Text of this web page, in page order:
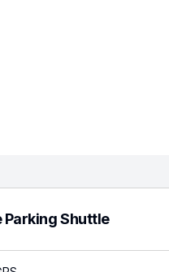
Parking Shuttle